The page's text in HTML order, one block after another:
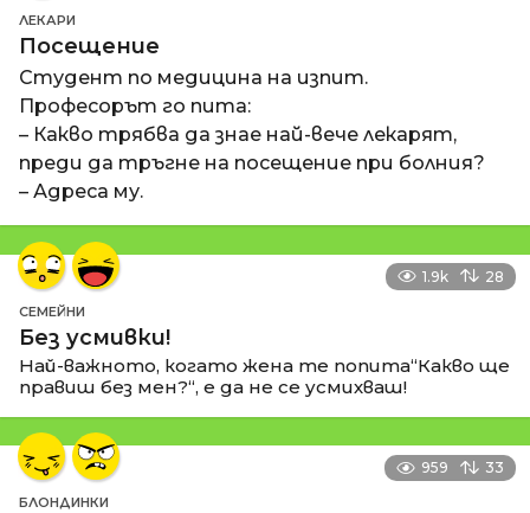
ЛЕКАРИ
Посещение
Студент по медицина на изпит.
Професорът го пита:
– Какво трябва да знае най-вече лекарят,
преди да тръгне на посещение при болния?
– Адреса му.
1.9k 28
СЕМЕЙНИ
Без усмивки!
Най-важното, когато жена те попита“Какво ще
правиш без мен?“, е да не се усмихваш!
959 33
БЛОНДИНКИ